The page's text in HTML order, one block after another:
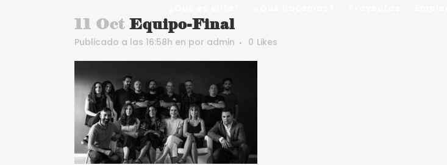
11 Oct Equipo-Final
Publicado a las 16:58h en por admin 0 Likes